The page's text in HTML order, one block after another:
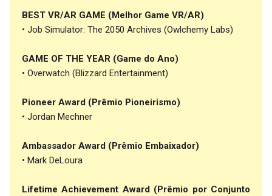
BEST VR/AR GAME (Melhor Game VR/AR)
• Job Simulator: The 2050 Archives (Owlchemy Labs)
GAME OF THE YEAR (Game do Ano)
• Overwatch (Blizzard Entertainment)
Pioneer Award (Prêmio Pioneirismo)
• Jordan Mechner
Ambassador Award (Prêmio Embaixador)
• Mark DeLoura
Lifetime Achievement Award (Prêmio por Conjunto